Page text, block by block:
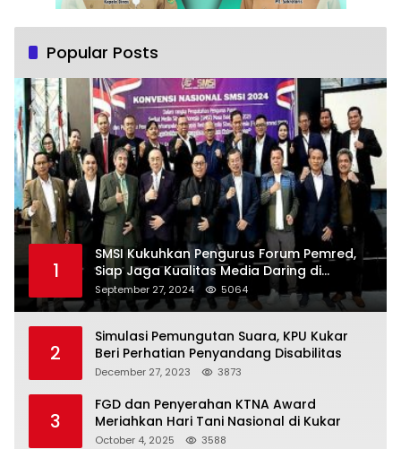
Popular Posts
1
SMSI Kukuhkan Pengurus Forum Pemred,
Siap Jaga Kualitas Media Daring di
Indonesia
September 27, 2024 5064
2
Simulasi Pemungutan Suara, KPU Kukar
Beri Perhatian Penyandang Disabilitas
December 27, 2023 3873
3
FGD dan Penyerahan KTNA Award
Meriahkan Hari Tani Nasional di Kukar
October 4, 2025 3588